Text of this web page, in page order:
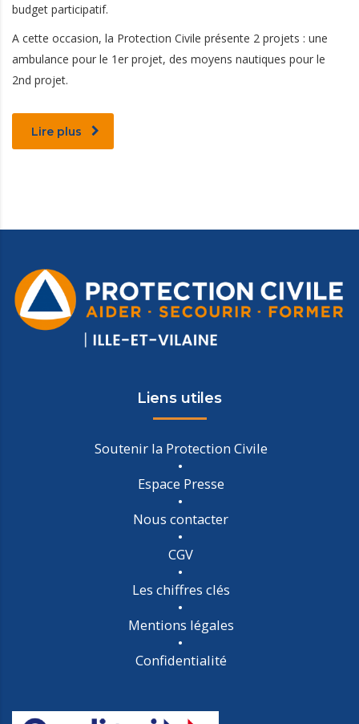
budget participatif.
A cette occasion, la Protection Civile présente 2 projets : une
ambulance pour le 1er projet, des moyens nautiques pour le
2nd projet.
Lire plus
Liens utiles
Soutenir la Protection Civile
Espace Presse
Nous contacter
CGV
Les chiffres clés
Mentions légales
Confidentialité